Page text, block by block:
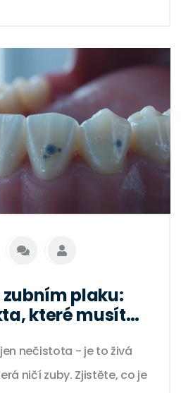
plaku:
které musíte
nečistota - je to živá
ničí zuby. Zjistěte, co je